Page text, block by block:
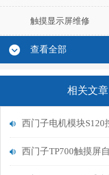
触摸显示屏维修
查看全部
相关文章